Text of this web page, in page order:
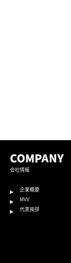
COMPANY
会社情報
企業概要
MVV
代表挨拶